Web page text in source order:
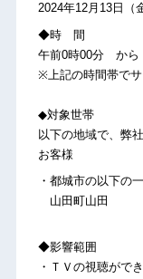
2024年12月13日（
◆時 間
午前0時00分 か
※上記の時間帯でサ
◆対象世帯
以下の地域で、弊
お客様
・都城市の以下の
山田町山田
◆影響範囲
・ＴＶの視聴がで